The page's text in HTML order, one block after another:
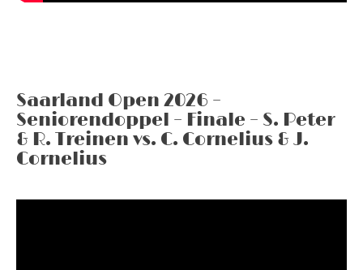
Saarland Open 2026 –
Seniorendoppel – Finale – S. Peter
& R. Treinen vs. C. Cornelius & J.
Cornelius